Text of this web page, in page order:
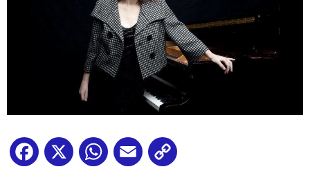
Facebook
X WhatsApp
Email